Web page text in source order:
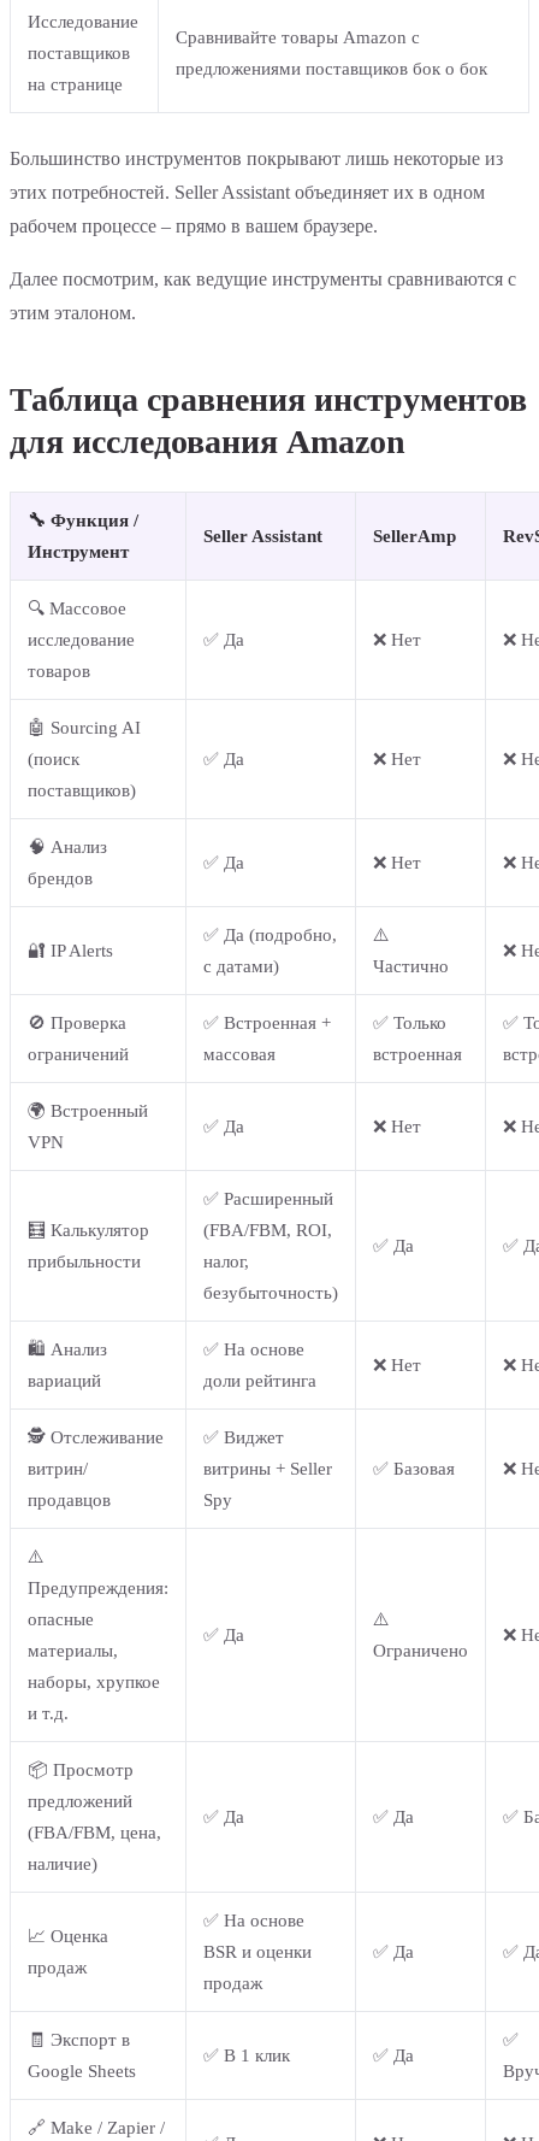
Исследование
поставщиков
на странице
Сравнивайте товары Amazon с
предложениями поставщиков бок о бок
Большинство инструментов покрывают лишь некоторые из
этих потребностей. Seller Assistant объединяет их в одном
рабочем процессе – прямо в вашем браузере.
Далее посмотрим, как ведущие инструменты сравниваются с
этим эталоном.
Таблица сравнения инструментов
для исследования Amazon
🔧 Функция /
Инструмент
Seller Assistant SellerAmp
🔍 Массовое
исследование
товаров
✅ Да ❌ Нет ❌
🤖 Sourcing AI
(поиск
поставщиков)
✅ Да ❌ Нет ❌
🧠 Анализ
брендов
✅ Да ❌ Нет ❌
🔐 IP Alerts
✅ Да (подробно,
с датами)
⚠️
Частично
❌
🚫 Проверка
ограничений
✅ Встроенная +
массовая
✅ Только
встроенная
✅
🌍 Встроенный
VPN
✅ Да ❌ Нет ❌
🧮 Калькулятор
прибыльности
✅ Расширенный
(FBA/FBM, ROI,
налог,
безубыточность)
✅ Да ✅
🛍️ Анализ
вариаций
✅ На основе
доли рейтинга
❌ Нет ❌
🕵️ Отслеживание
витрин/
продавцов
✅ Виджет
витрины + Seller
Spy
✅ Базовая ❌
⚠️
Предупреждения:
опасные
материалы,
наборы, хрупкое
и т.д.
✅ Да
⚠️
Ограничено
❌
📦 Просмотр
предложений
(FBA/FBM, цена,
наличие)
✅ Да ✅ Да ✅
📈 Оценка
продаж
✅ На основе
BSR и оценки
продаж
✅ Да ✅
🧾 Экспорт в
Google Sheets
✅ В 1 клик ✅ Да
✅
🔗 Make / Zapier /